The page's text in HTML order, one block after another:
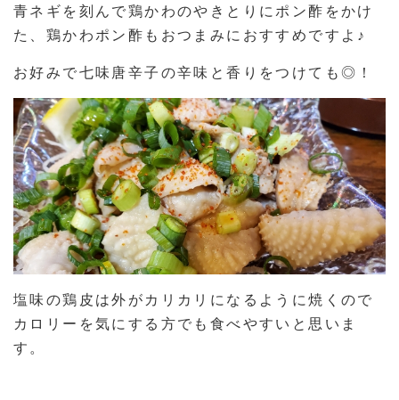
青ネギを刻んで鶏かわのやきとりにポン酢をかけ
た、鶏かわポン酢もおつまみにおすすめですよ♪
お好みで七味唐辛子の辛味と香りをつけても◎！
塩味の鶏皮は外がカリカリになるように焼くので
カロリーを気にする方でも食べやすいと思いま
す。